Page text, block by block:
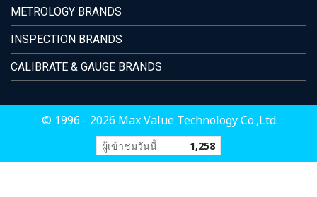
METROLOGY BRANDS
INSPECTION BRANDS
CALIBRATE & GAUGE BRANDS
© 1996 - 2026 Max Value Technology Co.,Ltd.
ผู้เข้าชมวันนี้ 1,258